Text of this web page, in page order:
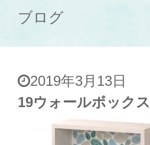
ブログ
2019年3月13日
19ウォールボック